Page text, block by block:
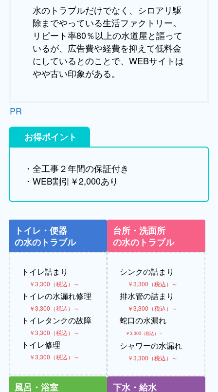
水のトラブルだけでなく、シロアリ駆
除までやっている生活ファクトリー。
リピート率80％以上の水道屋と謳って
いるが、広告費や経費を抑えて低料金
にしているとのことで、WEBサイトは
やや古い印象がある。
PR
お得ポイント
・全工事２年間の保証付き
・WEB割引￥2,000あり
トイレ・便器
の水のトラブル
トイレ詰まり
￥3,300（税込）～
トイレの水漏れ修理
￥3,300（税込）～
トイレタンクの故障
￥3,300（税込）～
トイレ修理
￥3,300（税込）～
台所・洗面所
の水のトラブル
シンクの詰まり
￥3,300（税込）～
排水管の詰まり
￥3,300（税込）～
蛇口の水漏れ
￥3,300（税込）～
シャワーの水漏れ
￥3,300（税込）～
風呂・浴室
下水・給水